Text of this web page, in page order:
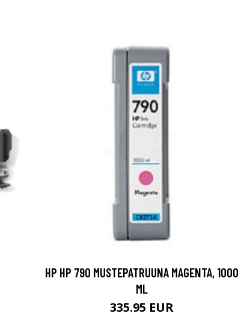
HP HP 790 MUSTEPATRUUNA MAGENTA, 1000
ML
335.95 EUR